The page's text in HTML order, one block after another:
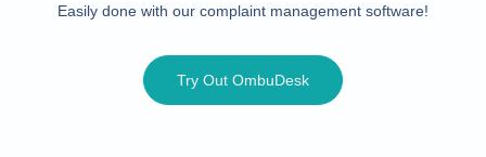
Easily done with our complaint management software!
Try Out OmbuDesk